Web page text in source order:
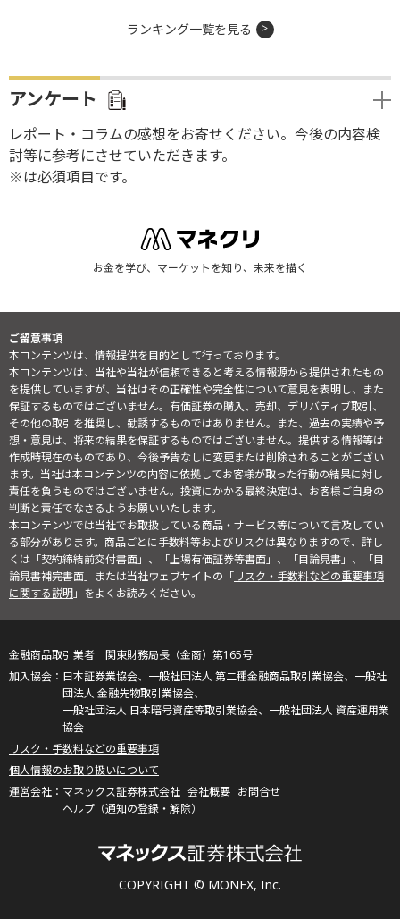
ランキング一覧を見る
アンケート
レポート・コラムの感想をお寄せください。今後の内容検
討等に参考にさせていただきます。
※は必須項目です。
お金を学び、マーケットを知り、未来を描く
ご留意事項
本コンテンツは、情報提供を目的として行っております。
本コンテンツは、当社や当社が信頼できると考える情報源から提供されたもの
を提供していますが、当社はその正確性や完全性について意見を表明し、また
保証するものではございません。有価証券の購入、売却、デリバティブ取引、
その他の取引を推奨し、勧誘するものではありません。また、過去の実績や予
想・意見は、将来の結果を保証するものではございません。提供する情報等は
作成時現在のものであり、今後予告なしに変更または削除されることがござい
ます。当社は本コンテンツの内容に依拠してお客様が取った行動の結果に対し
責任を負うものではございません。投資にかかる最終決定は、お客様ご自身の
判断と責任でなさるようお願いいたします。
本コンテンツでは当社でお取扱している商品・サービス等について言及してい
る部分があります。商品ごとに手数料等およびリスクは異なりますので、詳し
くは「契約締結前交付書面」、「上場有価証券等書面」、「目論見書」、「目
論見書補完書面」または当社ウェブサイトの「リスク・手数料などの重要事項
に関する説明」をよくお読みください。
COPYRIGHT © MONEX, Inc.
金融商品取引業者 関東財務局長（金商）第165号
日本証券業協会、一般社団法人 第二種金融商品取引業協会、一般社
団法人 金融先物取引業協会、
一般社団法人 日本暗号資産等取引業協会、一般社団法人 資産運用業
協会
リスク・手数料などの重要事項
個人情報のお取り扱いについて
マネックス証券株式会社 会社概要 お問合せ
ヘルプ（通知の登録・解除）